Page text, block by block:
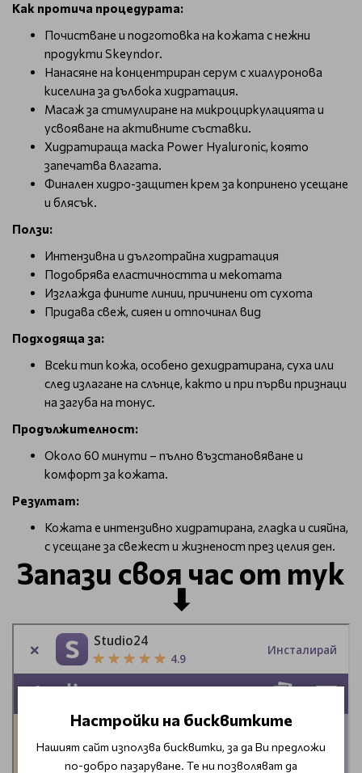
Как протича процедурата:
Почистване и подготовка на кожата с нежни
продукти Skeyndor.
Нанасяне на концентриран серум с хиалуронова
киселина за дълбока хидратация.
Масаж за стимулиране на микроциркулацията и
усвояване на активните съставки.
Хидратираща маска Power Hyaluronic, която
запечатва влагата.
Финален хидро-защитен крем за копринено усещане
и блясък.
Ползи:
Интензивна и дълготрайна хидратация
Подобрява еластичността и мекотата
Изглажда фините линии, причинени от сухота
Придава свеж, сияен и отпочинал вид
Подходяща за:
Всеки тип кожа, особено дехидратирана, суха или
след излагане на слънце, както и при първи признаци
на загуба на тонус.
Продължителност:
Около 60 минути – пълно възстановяване и
комфорт за кожата.
Резултат:
Кожата е интензивно хидратирана, гладка и сияйна,
с усещане за свежест и жизненост през целия ден.
Запази своя час от тук
⬇
Настройки на бисквитките
Нашият сайт използва бисквитки, за да Ви предложи
по-добро пазаруване. Те ни позволяват да